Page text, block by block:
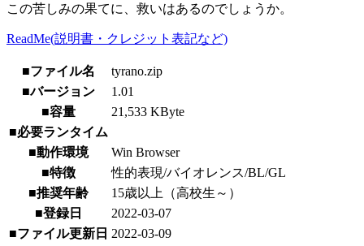
この苦しみの果てに、救いはあるのでしょうか。
ReadMe(説明書・クレジット表記など)
■ファイル名
tyrano.zip
■バージョン
1.01
■容量
21,533 KByte
■必要ランタイム
■動作環境
Win Browser
■特徴
性的表現/バイオレンス/BL/GL
■推奨年齢
15歳以上（高校生～）
■登録日
2022-03-07
■ファイル更新日 2022-03-09